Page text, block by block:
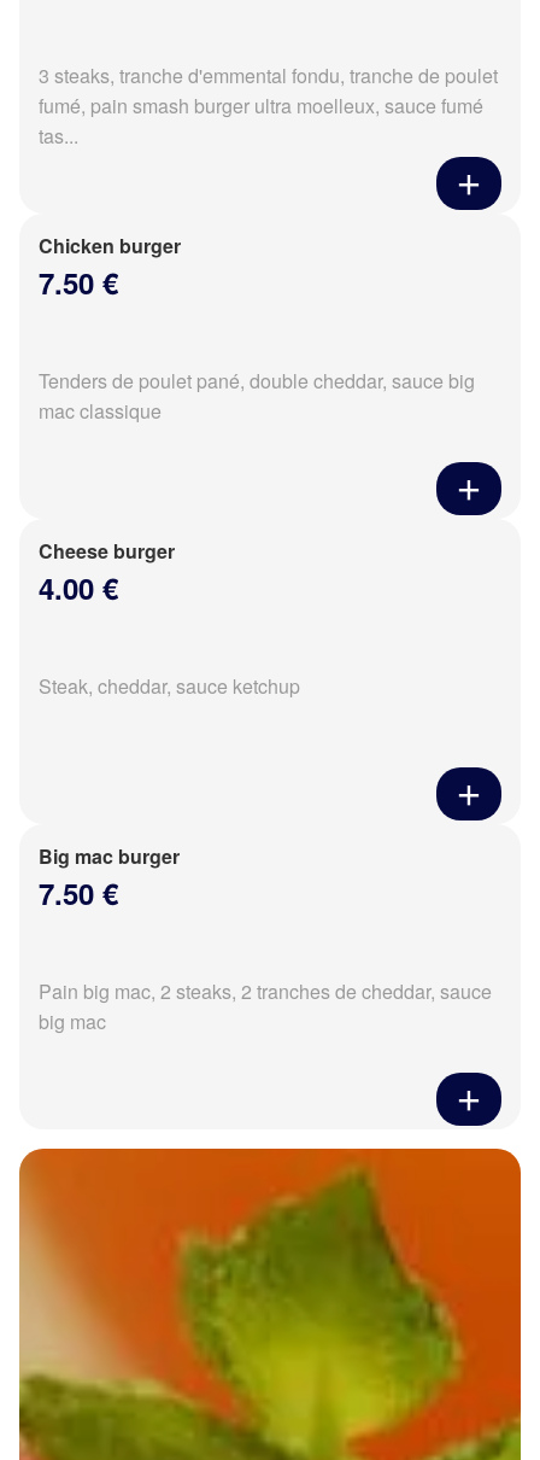
3 steaks, tranche d'emmental fondu, tranche de poulet
fumé, pain smash burger ultra moelleux, sauce fumé
tas...
Chicken burger
7.50 €
Tenders de poulet pané, double cheddar, sauce big
mac classique
Cheese burger
4.00 €
Steak, cheddar, sauce ketchup
Big mac burger
7.50 €
Pain big mac, 2 steaks, 2 tranches de cheddar, sauce
big mac